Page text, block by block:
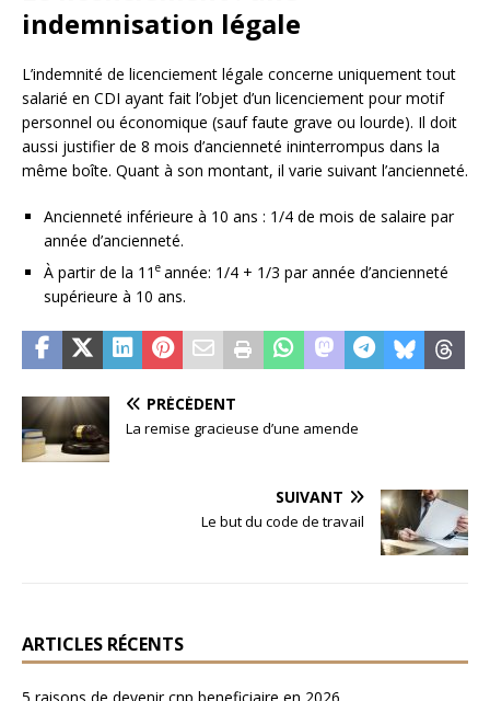
indemnisation légale
L’indemnité de licenciement légale concerne uniquement tout
salarié en CDI ayant fait l’objet d’un licenciement pour motif
personnel ou économique (sauf faute grave ou lourde). Il doit
aussi justifier de 8 mois d’ancienneté ininterrompus dans la
même boîte. Quant à son montant, il varie suivant l’ancienneté.
Ancienneté inférieure à 10 ans : 1/4 de mois de salaire par
année d’ancienneté.
À partir de la 11 e année: 1/4 + 1/3 par année d’ancienneté
supérieure à 10 ans.
PRÉCÉDENT
La remise gracieuse d’une amende
SUIVANT
Le but du code de travail
ARTICLES RÉCENTS